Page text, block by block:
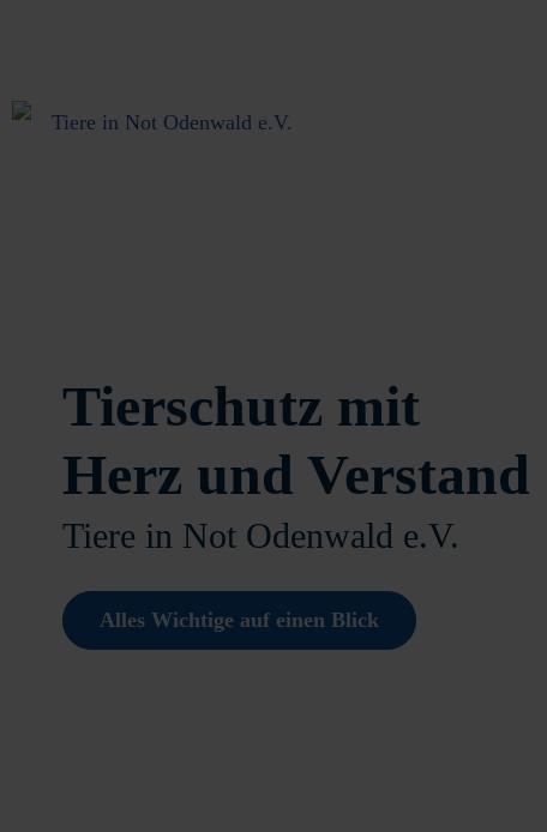
Tierschutz mit
Herz und Verstand
Tiere in Not Odenwald e.V.
Alles Wichtige auf einen Blick